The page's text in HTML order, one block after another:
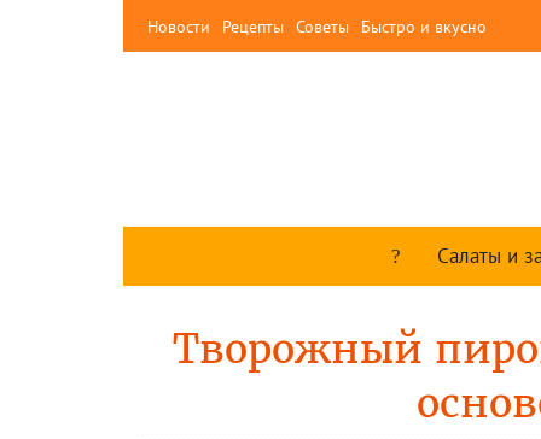
Новости Рецепты Советы Быстро и вкусно
Салаты и
Творожный